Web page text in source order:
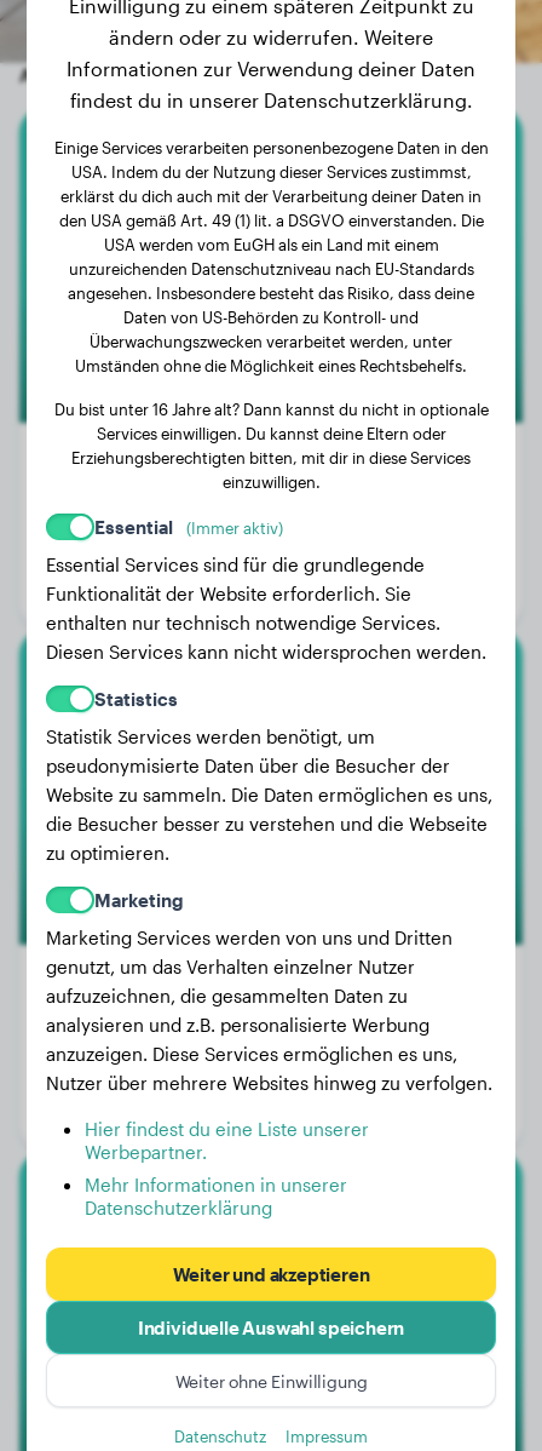
Andere zufällige Hunde
Rottweiler
Sky
Gewicht:
Alter:
4 Jahre, 5 Monate
Geschlecht:
Basil
Gewicht:
Alter:
4 Jahre, 11 Monate
Berner Sennenhund
Asta
Einwilligung zu einem späteren Zeitpunkt zu
ändern oder zu widerrufen. Weitere
Informationen zur Verwendung deiner Daten
findest du in unserer Datenschutzerklärung.
Einige Services verarbeiten personenbezogene Daten in den
USA. Indem du der Nutzung dieser Services zustimmst,
erklärst du dich auch mit der Verarbeitung deiner Daten in
den USA gemäß Art. 49 (1) lit. a DSGVO einverstanden. Die
USA werden vom EuGH als ein Land mit einem
unzureichenden Datenschutzniveau nach EU-Standards
angesehen. Insbesondere besteht das Risiko, dass deine
Daten von US-Behörden zu Kontroll- und
Überwachungszwecken verarbeitet werden, unter
Umständen ohne die Möglichkeit eines Rechtsbehelfs.
Du bist unter 16 Jahre alt? Dann kannst du nicht in optionale
Services einwilligen. Du kannst deine Eltern oder
Erziehungsberechtigten bitten, mit dir in diese Services
einzuwilligen.
Essential (Immer aktiv)
Essential Services sind für die grundlegende
Funktionalität der Website erforderlich. Sie
enthalten nur technisch notwendige Services.
Diesen Services kann nicht widersprochen werden.
Statistics
Statistik Services werden benötigt, um
pseudonymisierte Daten über die Besucher der
Website zu sammeln. Die Daten ermöglichen es uns,
die Besucher besser zu verstehen und die Webseite
zu optimieren.
Marketing
Marketing Services werden von uns und Dritten
genutzt, um das Verhalten einzelner Nutzer
aufzuzeichnen, die gesammelten Daten zu
analysieren und z.B. personalisierte Werbung
anzuzeigen. Diese Services ermöglichen es uns,
Nutzer über mehrere Websites hinweg zu verfolgen.
Hier findest du eine Liste unserer
Werbepartner.
Mehr Informationen in unserer
Datenschutzerklärung
Weiter und akzeptieren
Individuelle Auswahl speichern
Weiter ohne Einwilligung
Datenschutz Impressum